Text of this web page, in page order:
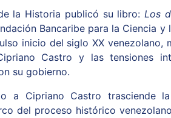
la Historia publicó su libro: Los
Bancaribe para la Ciencia y
inicio del siglo XX venezolano,
Castro y las tensiones
su gobierno.
a Cipriano Castro trasciende
del proceso histórico